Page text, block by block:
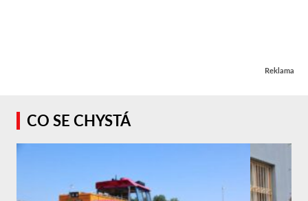
Reklama
CO SE CHYSTÁ